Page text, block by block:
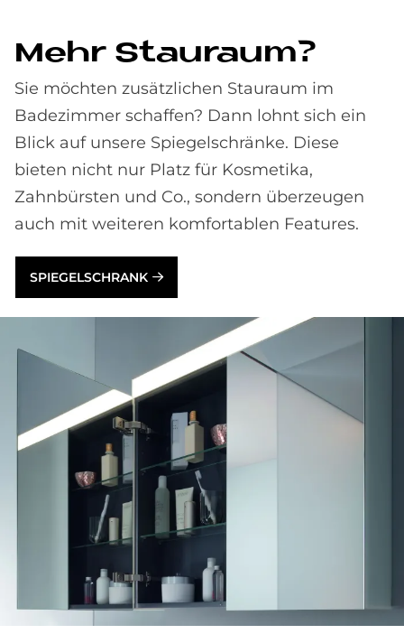
Mehr Stau­raum?
Sie möchten zusätzlichen Stauraum im
Badezimmer schaffen? Dann lohnt sich ein
Blick auf unsere Spiegelschränke. Diese
bieten nicht nur Platz für Kosmetika,
Zahnbürsten und Co., sondern überzeugen
auch mit weiteren komfortablen Features.
SPIEGELSCHRANK